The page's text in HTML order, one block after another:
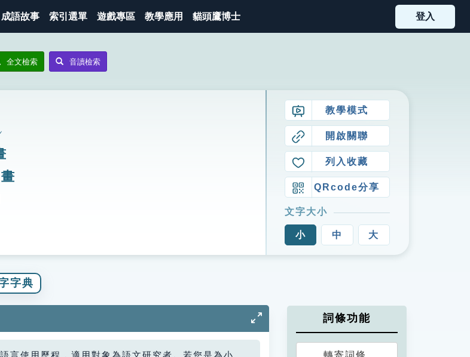
成語故事 索引選單 遊戲專區 教學應用 貓頭鷹博士 登入
全文檢索 音讀檢索
畫
教學模式
開啟關聯
列入收藏
QRcode分享
文字大小
小 中 大
字典
詞條功能
轉寄詞條